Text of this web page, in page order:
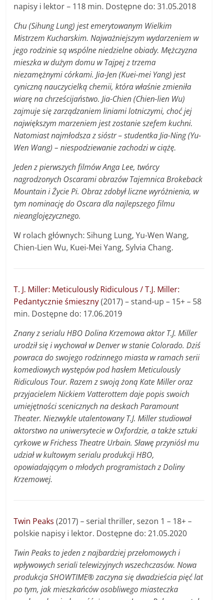
napisy i lektor – 118 min. Dostępne do: 31.05.2018
Chu (Sihung Lung) jest emerytowanym Wielkim
Mistrzem Kucharskim. Najważniejszym wydarzeniem w
jego rodzinie są wspólne niedzielne obiady. Mężczyzna
mieszka w dużym domu w Tajpej z trzema
niezamężnymi córkami. Jia-Jen (Kuei-mei Yang) jest
cyniczną nauczycielką chemii, która właśnie zmieniła
wiarę na chrześcijaństwo. Jia-Chien (Chien-lien Wu)
zajmuje się zarządzaniem liniami lotniczymi, choć jej
największym marzeniem jest zostanie szefem kuchni.
Natomiast najmłodsza z sióstr – studentka Jia-Ning (Yu-
Wen Wang) – niespodziewanie zachodzi w ciążę.
Jeden z pierwszych filmów Anga Lee, twórcy
nagrodzonych Oscarami obrazów Tajemnica Brokeback
Mountain i Życie Pi. Obraz zdobył liczne wyróżnienia, w
tym nominację do Oscara dla najlepszego filmu
nieanglojęzycznego.
W rolach głównych: Sihung Lung, Yu-Wen Wang,
Chien-Lien Wu, Kuei-Mei Yang, Sylvia Chang.
T. J. Miller: Meticulously Ridiculous / T.J. Miller:
Pedantycznie śmieszny(2017) – stand-up – 15+ – 58
min. Dostępne do: 17.06.2019
Znany z serialu HBO Dolina Krzemowa aktor T.J. Miller
urodził się i wychował w Denver w stanie Colorado. Dziś
powraca do swojego rodzinnego miasta w ramach serii
komediowych występów pod hasłem Meticulously
Ridiculous Tour. Razem z swoją żoną Kate Miller oraz
przyjacielem Nickiem Vatterottem daje popis swoich
umiejętności scenicznych na deskach Paramount
Theater. Niezwykle utalentowany T.J. Miller studiował
aktorstwo na uniwersytecie w Oxfordzie, a także sztuki
cyrkowe w Frichess Theatre Urbain. Sławę przyniósł mu
udział w kultowym serialu produkcji HBO,
opowiadającym o młodych programistach z Doliny
Krzemowej.
Twin Peaks (2017) – serial thriller, sezon 1 – 18+ –
polskie napisy i lektor. Dostępne do: 21.05.2020
Twin Peaks to jeden z najbardziej przełomowych i
wpływowych seriali telewizyjnych wszechczasów. Nowa
produkcja SHOWTIME® zaczyna się dwadzieścia pięć lat
po tym, jak mieszkańców osobliwego miasteczka